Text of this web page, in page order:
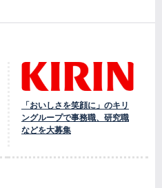
「おいしさを笑顔に」のキリ
ングループで事務職、研究職
などを大募集